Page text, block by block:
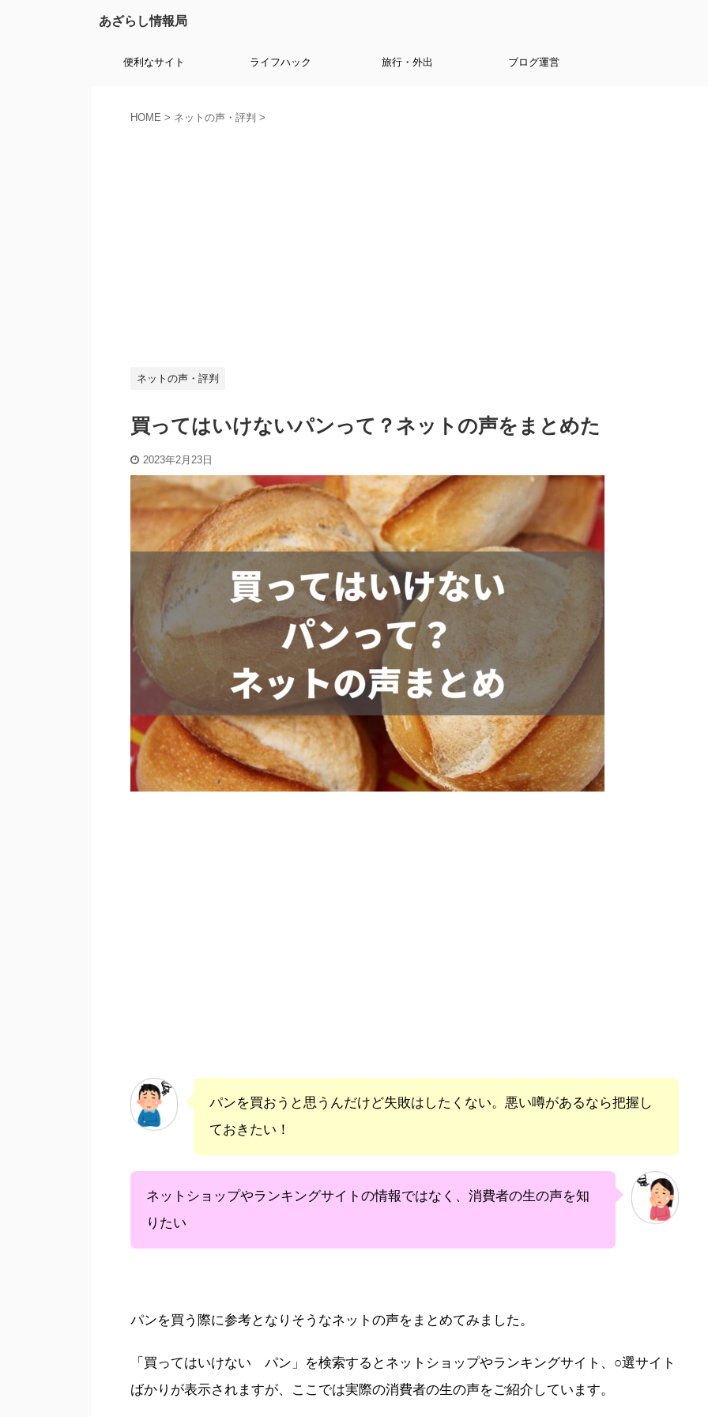
あざらし情報局
便利なサイト ライフハック 旅行・外出 ブログ運営
HOME > ネットの声・評判 >
ネットの声・評判
買ってはいけないパンって？ネットの声をまとめた
2023年2月23日
パンを買おうと思うんだけど失敗はしたくない。悪い噂があるなら把握し
ておきたい！
ネットショップやランキングサイトの情報ではなく、消費者の生の声を知
りたい
パンを買う際に参考となりそうなネットの声をまとめてみました。
「買ってはいけない パン」を検索するとネットショップやランキングサイト、○選サイト
ばかりが表示されますが、ここでは実際の消費者の生の声をご紹介しています。